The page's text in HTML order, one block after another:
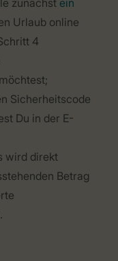
zunächst ein
Urlaub online
4
Sicherheitscode
Du in der E-
wird direkt
Betrag